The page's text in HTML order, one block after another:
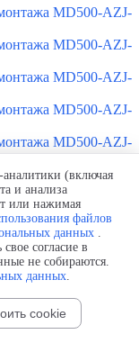
MD500-AZJ-
MD500-AZJ-
MD500-AZJ-
MD500-AZJ-
MD500-AZJ-
MD500-AZJ-
MD500-AZJ-
питания
(включая
и анализа
или нажимая
файлов
данных .
согласие в
не собираются.
данных.
cookie